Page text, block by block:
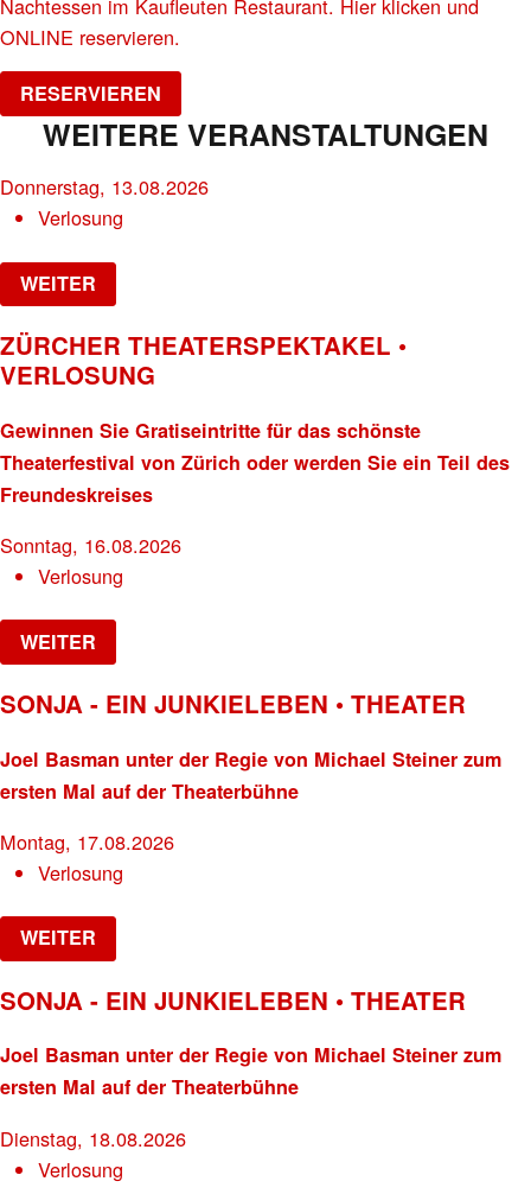
Nachtessen im Kaufleuten Restaurant. Hier klicken und
ONLINE reservieren.
RESERVIEREN
WEITERE VERANSTALTUNGEN
Donnerstag, 13.08.2026
Verlosung
WEITER
ZÜRCHER THEATERSPEKTAKEL •
VERLOSUNG
Gewinnen Sie Gratiseintritte für das schönste
Theaterfestival von Zürich oder werden Sie ein Teil des
Freundeskreises
Sonntag, 16.08.2026
Verlosung
WEITER
SONJA - EIN JUNKIELEBEN • THEATER
Joel Basman unter der Regie von Michael Steiner zum
ersten Mal auf der Theaterbühne
Montag, 17.08.2026
Verlosung
WEITER
SONJA - EIN JUNKIELEBEN • THEATER
Joel Basman unter der Regie von Michael Steiner zum
ersten Mal auf der Theaterbühne
Dienstag, 18.08.2026
Verlosung